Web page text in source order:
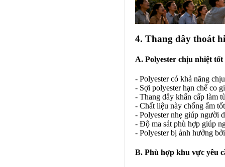
4. Thang dây thoát
A. Polyester chịu nhiệt
- Polyester có khả năng
- Sợi polyester hạn chế co
- Thang dây khẩn cấp làm
- Chất liệu này chống ẩm
- Polyester nhẹ giúp người
- Độ ma sát phù hợp giúp
- Polyester bị ảnh hưởng
B. Phù hợp khu vực yêu